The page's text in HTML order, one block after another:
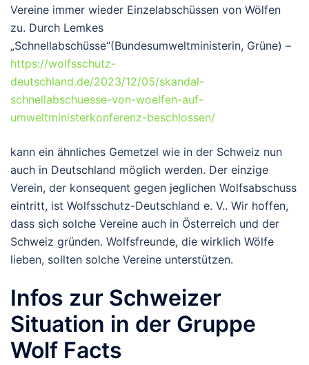
Vereine immer wieder Einzelabschüssen von Wölfen
zu. Durch Lemkes
„Schnellabschüsse“(Bundesumweltministerin, Grüne) –
https://wolfsschutz-
deutschland.de/2023/12/05/skandal-
schnellabschuesse-von-woelfen-auf-
umweltministerkonferenz-beschlossen/
kann ein ähnliches Gemetzel wie in der Schweiz nun
auch in Deutschland möglich werden. Der einzige
Verein, der konsequent gegen jeglichen Wolfsabschuss
eintritt, ist Wolfsschutz-Deutschland e. V.. Wir hoffen,
dass sich solche Vereine auch in Österreich und der
Schweiz gründen. Wolfsfreunde, die wirklich Wölfe
lieben, sollten solche Vereine unterstützen.
Infos zur Schweizer
Situation in der Gruppe
Wolf Facts